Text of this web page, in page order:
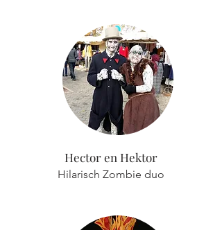
Hector en Hektor
Hilarisch Zombie duo